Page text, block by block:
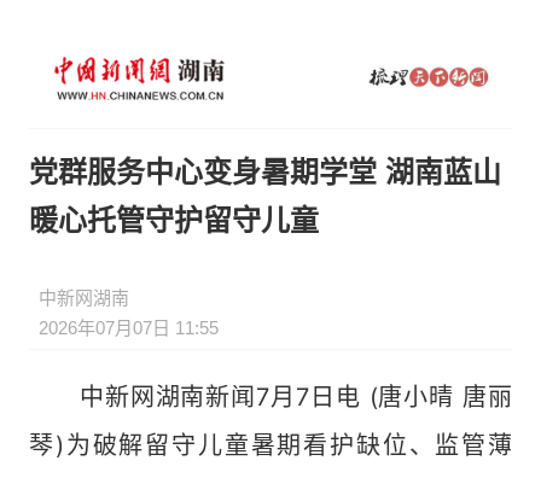
党群服务中心变身暑期学堂 湖南蓝山
暖心托管守护留守儿童
中新网湖南
2026年07月07日 11:55
中新网湖南新闻7月7日电 (唐小晴 唐丽
琴)为破解留守儿童暑期看护缺位、监管薄